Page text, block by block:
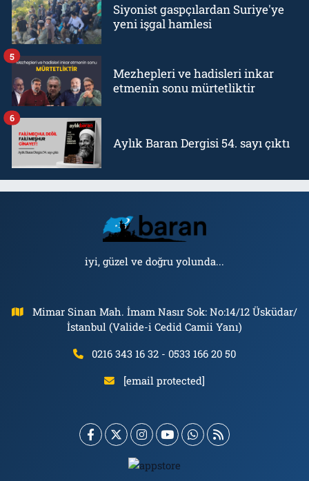
Siyonist gaspçılardan Suriye'ye
yeni işgal hamlesi
Mezhepleri ve hadisleri inkar
etmenin sonu mürtetliktir
5
Aylık Baran Dergisi 54. sayı çıktı
6
iyi, güzel ve doğru yolunda...
Mimar Sinan Mah. İmam Nasır Sok: No:14/12 Üsküdar/
İstanbul (Valide-i Cedid Camii Yanı)
0216 343 16 32 - 0533 166 20 50
[email protected]